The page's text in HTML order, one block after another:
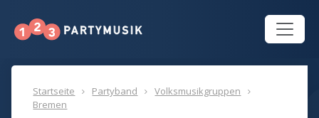
Startseite Partyband
Volksmusikgruppen
Bremen